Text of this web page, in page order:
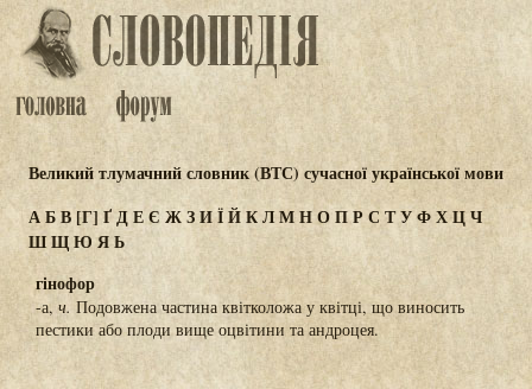
Великий тлумачний словник (ВТС) сучасної української мови
АБВ[Г] ҐДЕЄ ЖЗИЇЙКЛМНОПР СТУФХЦЧ
ШЩЮЯЬ
гінофор
-а, ч. Подовжена частина квітколожа у квітці, що виносить
пестики або плоди вище оцвітини та андроцея.